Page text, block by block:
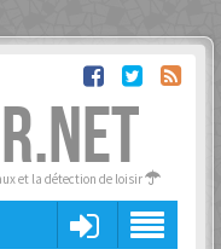
et la détection de loisir